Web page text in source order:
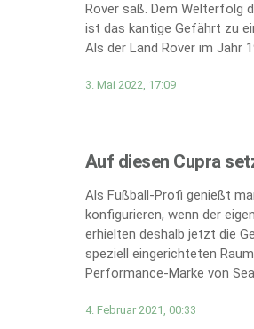
Rover saß. Dem Welterfolg
ist das kantige Gefährt zu
Als der Land Rover im Jahr
3. Mai 2022, 17:09
Auf diesen Cupra
Als Fußball-Profi genießt
konfigurieren, wenn der
erhielten deshalb jetzt die
speziell eingerichteten
Performance-Marke von
4. Februar 2021, 00:33